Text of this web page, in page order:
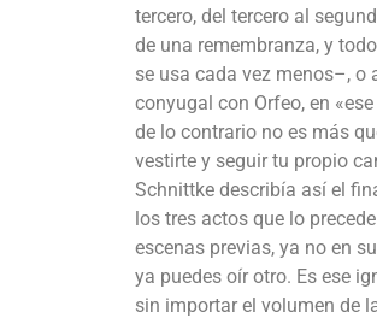
tercero, del tercero al
de una remembranza, y
se usa cada vez menos–, o
conyugal con Orfeo, en
de lo contrario no es más
vestirte y seguir tu propio
Schnittke describía así el
los tres actos que lo
escenas previas, ya no en
ya puedes oír otro. Es ese
sin importar el volumen de